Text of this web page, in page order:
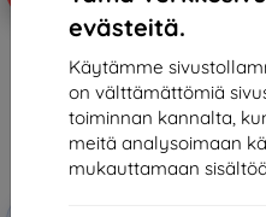
evästeitä.
Käytämme
on välttämättömiä
toiminnan kannalta,
meitä analysoimaan
mukauttamaan